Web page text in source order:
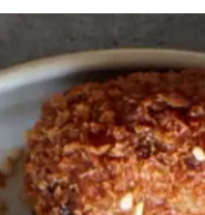
ogog
sesa
medmed
peberf